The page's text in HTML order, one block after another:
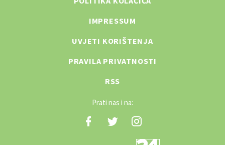
IMPRESSUM
UVJETI KORIŠTENJA
PRAVILA PRIVATNOSTI
RSS
Prati nas i na: